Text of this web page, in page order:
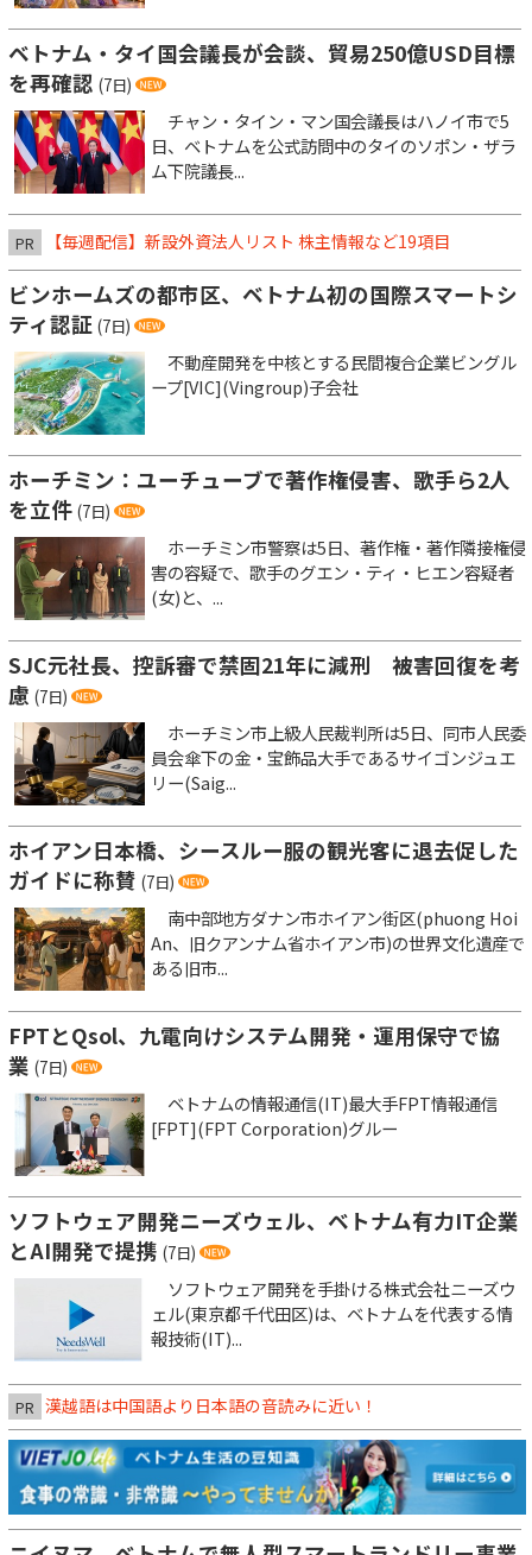
ベトナム・タイ国会議長が会談、貿易250億USD目標
を再確認 (7日)
チャン・タイン・マン国会議長はハノイ市で5
日、ベトナムを公式訪問中のタイのソポン・ザラ
ム下院議長...
PR 【毎週配信】新設外資法人リスト 株主情報など19項目
ビンホームズの都市区、ベトナム初の国際スマートシ
ティ認証 (7日)
不動産開発を中核とする民間複合企業ビングル
ープ[VIC](Vingroup)子会社
ホーチミン：ユーチューブで著作権侵害、歌手ら2人
を立件 (7日)
ホーチミン市警察は5日、著作権・著作隣接権侵
害の容疑で、歌手のグエン・ティ・ヒエン容疑者
(女)と、...
SJC元社長、控訴審で禁固21年に減刑 被害回復を考
慮 (7日)
ホーチミン市上級人民裁判所は5日、同市人民委
員会傘下の金・宝飾品大手であるサイゴンジュエ
リー(Saig...
ホイアン日本橋、シースルー服の観光客に退去促した
ガイドに称賛 (7日)
南中部地方ダナン市ホイアン街区(phuong Hoi
An、旧クアンナム省ホイアン市)の世界文化遺産で
ある旧市...
FPTとQsol、九電向けシステム開発・運用保守で協
業 (7日)
ベトナムの情報通信(IT)最大手FPT情報通信
[FPT](FPT Corporation)グルー
ソフトウェア開発ニーズウェル、ベトナム有力IT企業
とAI開発で提携 (7日)
ソフトウェア開発を手掛ける株式会社ニーズウ
ェル(東京都千代田区)は、ベトナムを代表する情
報技術(IT)...
PR 漢越語は中国語より日本語の音読みに近い！